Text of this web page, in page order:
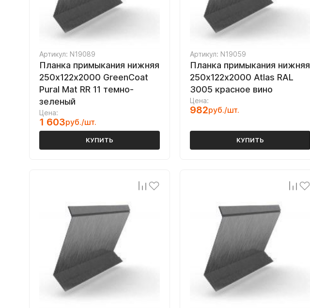
Артикул: N19089
Планка примыкания нижняя
250х122х2000 GreenCoat
Pural Mat RR 11 темно-
зеленый
Цена:
1 603руб./шт.
КУПИТЬ
Артикул: N19059
Планка примыкания нижняя
250х122х2000 Atlas RAL
3005 красное вино
Цена:
982руб./шт.
КУПИТЬ